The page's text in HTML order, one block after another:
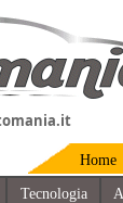
Home
Tecnologia